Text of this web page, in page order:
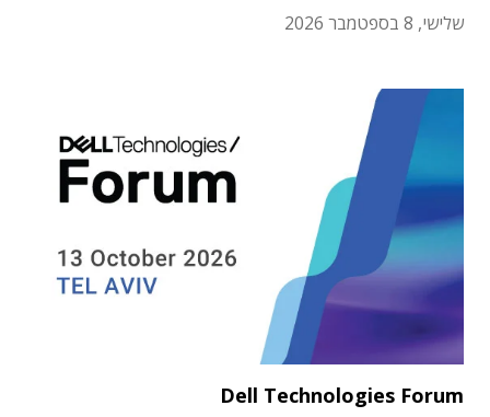
שלישי, 8 בספטמבר 2026
Dell Technologies Forum